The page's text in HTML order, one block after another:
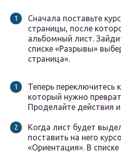
Сначала поставьте
страницы, после
альбомный лист.
списке «Разрывы»
страница».
Теперь переключитесь
который нужно
Проделайте действия
Когда лист будет
поставить на него
«Ориентация». В